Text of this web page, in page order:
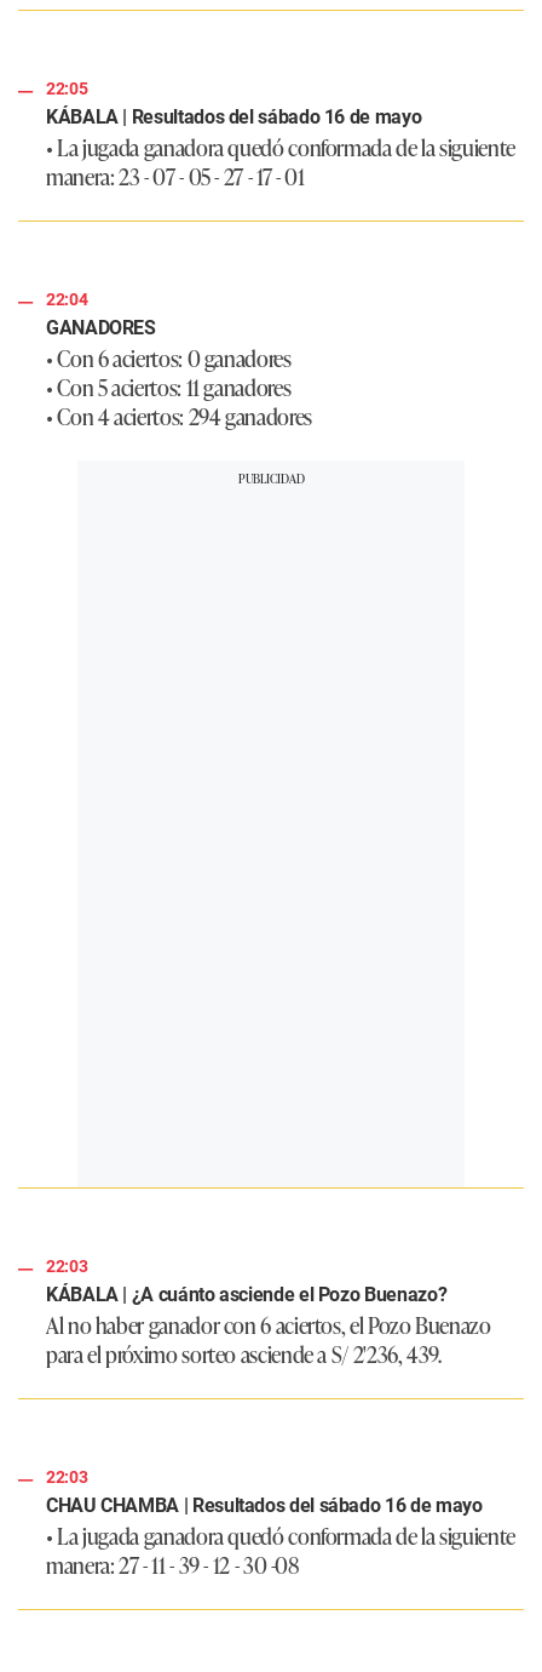
22:05
KÁBALA | Resultados del sábado 16 de mayo
• La jugada ganadora quedó conformada de la siguiente
manera:23 - 07 - 05 - 27 - 17 - 01
22:04
GANADORES
• Con 6 aciertos: 0 ganadores
• Con 5 aciertos: 11 ganadores
• Con 4 aciertos: 294 ganadores
22:03
KÁBALA | ¿A cuánto asciende el Pozo Buenazo?
Al no haber ganador con 6 aciertos, el Pozo Buenazo
para el próximo sorteo asciende a S/ 2'236, 439.
22:03
CHAU CHAMBA | Resultados del sábado 16 de mayo
• La jugada ganadora quedó conformada de la siguiente
manera:27 - 11 - 39 - 12 - 30 -08